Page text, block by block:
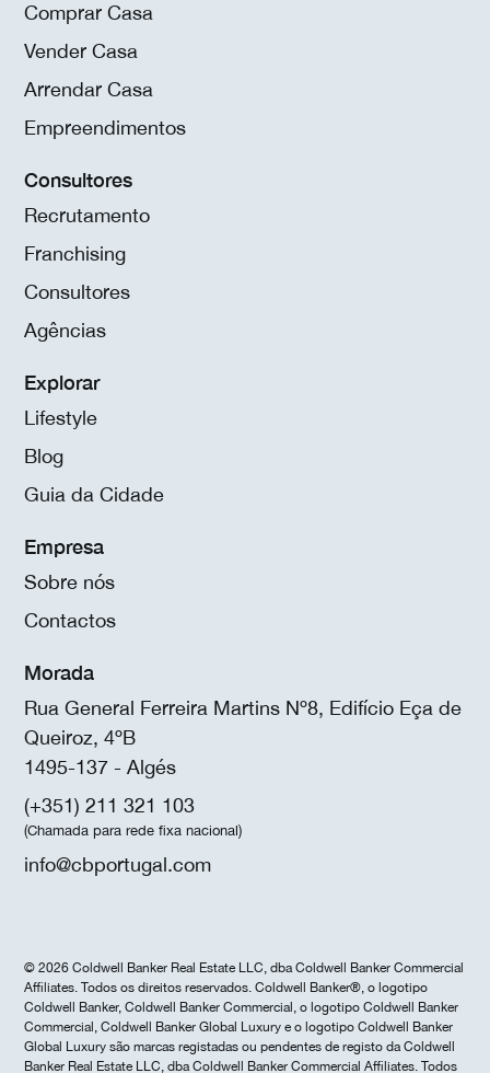
Comprar Casa
Vender Casa
Arrendar Casa
Empreendimentos
Consultores
Recrutamento
Franchising
Consultores
Agências
Explorar
Lifestyle
Blog
Guia da Cidade
Empresa
Sobre nós
Contactos
Morada
Rua General Ferreira Martins Nº8, Edifício Eça de
Queiroz, 4ºB
1495-137 - Algés
(+351) 211 321 103
(Chamada para rede fixa nacional)
info@cbportugal.com
© 2026 Coldwell Banker Real Estate LLC, dba Coldwell Banker Commercial
Affiliates. Todos os direitos reservados. Coldwell Banker®, o logotipo
Coldwell Banker, Coldwell Banker Commercial, o logotipo Coldwell Banker
Commercial, Coldwell Banker Global Luxury e o logotipo Coldwell Banker
Global Luxury são marcas registadas ou pendentes de registo da Coldwell
Banker Real Estate LLC, dba Coldwell Banker Commercial Affiliates. Todos